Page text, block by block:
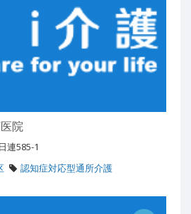
院
連585-1
認知症対応型通所介護